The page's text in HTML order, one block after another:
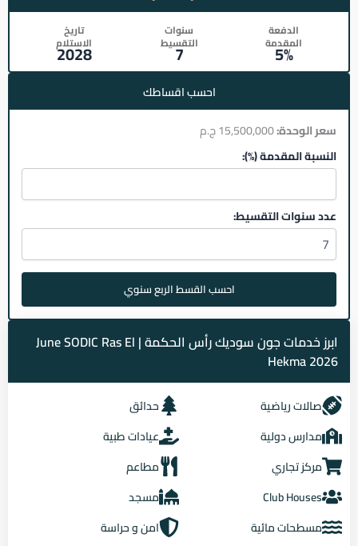
الدفعة
المقدمة
5%
سنوات
التقسيط
7
تاريخ
الاستلام
2028
احسب اقساطك
سعر الوحدة:
النسبة المقدمة (%):
عدد سنوات التقسيط:
احسب القسط الربع سنوي
ابرز خدمات جون سوديك رأس الحكمة | June SODIC Ras El
Hekma 2026
صالات رياضية
حدائق
مدارس دولية
عيادات طبية
مركز تجاري
مطاعم
Club Houses
مسجد
مسطحات مائية
امن و حراسة